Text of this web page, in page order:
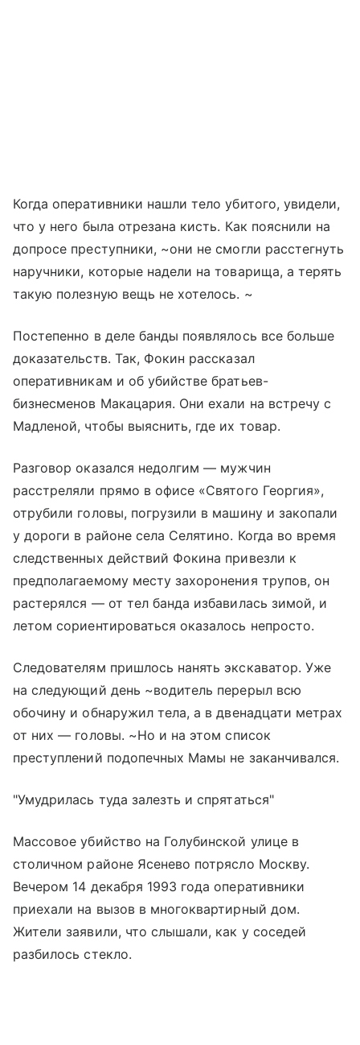
Когда оперативники нашли тело убитого, увидели,
что у него была отрезана кисть. Как пояснили на
допросе преступники, ~они не смогли расстегнуть
наручники, которые надели на товарища, а терять
такую полезную вещь не хотелось. ~
Постепенно в деле банды появлялось все больше
доказательств. Так, Фокин рассказал
оперативникам и об убийстве братьев-
бизнесменов Макацария. Они ехали на встречу с
Мадленой, чтобы выяснить, где их товар.
Разговор оказался недолгим — мужчин
расстреляли прямо в офисе «Святого Георгия»,
отрубили головы, погрузили в машину и закопали
у дороги в районе села Селятино. Когда во время
следственных действий Фокина привезли к
предполагаемому месту захоронения трупов, он
растерялся — от тел банда избавилась зимой, и
летом сориентироваться оказалось непросто.
Следователям пришлось нанять экскаватор. Уже
на следующий день ~водитель перерыл всю
обочину и обнаружил тела, а в двенадцати метрах
от них — головы. ~Но и на этом список
преступлений подопечных Мамы не заканчивался.
"Умудрилась туда залезть и спрятаться"
Массовое убийство на Голубинской улице в
столичном районе Ясенево потрясло Москву.
Вечером 14 декабря 1993 года оперативники
приехали на вызов в многоквартирный дом.
Жители заявили, что слышали, как у соседей
разбилось стекло.